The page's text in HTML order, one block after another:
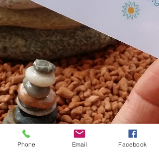
Phone Email Facebook